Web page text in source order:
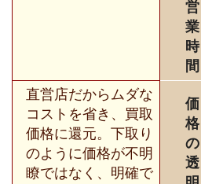
営
業
時
間
直営店だからムダな
コストを省き、買取
価格に還元。下取り
のように価格が不明
瞭ではなく、明確で
価
格
の
透